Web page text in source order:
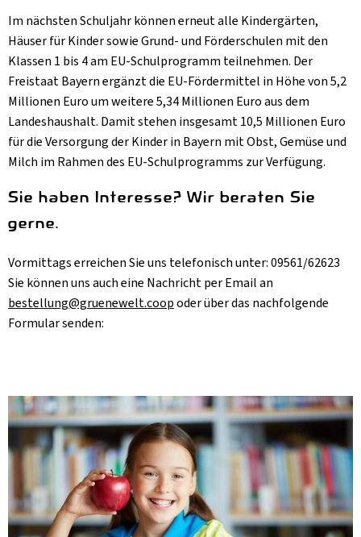
So geht’s
Genossenschaft & Beitritt
Über uns
Aktuelles
B2B
Im nächsten Schuljahr können erneut alle Kindergärten,
Häuser für Kinder sowie Grund- und Förderschulen mit den
Klassen 1 bis 4 am EU-Schulprogramm teilnehmen. Der
Freistaat Bayern ergänzt die EU-Fördermittel in Höhe von 5,2
Millionen Euro um weitere 5,34 Millionen Euro aus dem
Landeshaushalt. Damit stehen insgesamt 10,5 Millionen Euro
für die Versorgung der Kinder in Bayern mit Obst, Gemüse und
Milch im Rahmen des EU-Schulprogramms zur Verfügung.
Sie haben Interesse? Wir beraten Sie
gerne.
Vormittags erreichen Sie uns telefonisch unter: 09561/62623
Sie können uns auch eine Nachricht per Email an
bestellung@gruenewelt.coopoder über das nachfolgende
Formular senden: